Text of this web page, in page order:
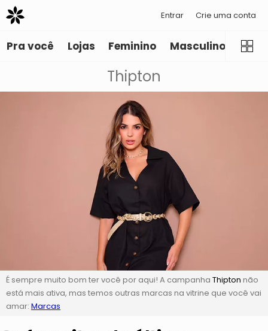
Entrar Crie uma conta
Pra você Lojas Feminino Masculino
Thipton
É sempre muito bom ter você por aqui! A campanha Thipton não
está mais ativa, mas temos outras marcas na vitrine que você vai
amar: Marcas